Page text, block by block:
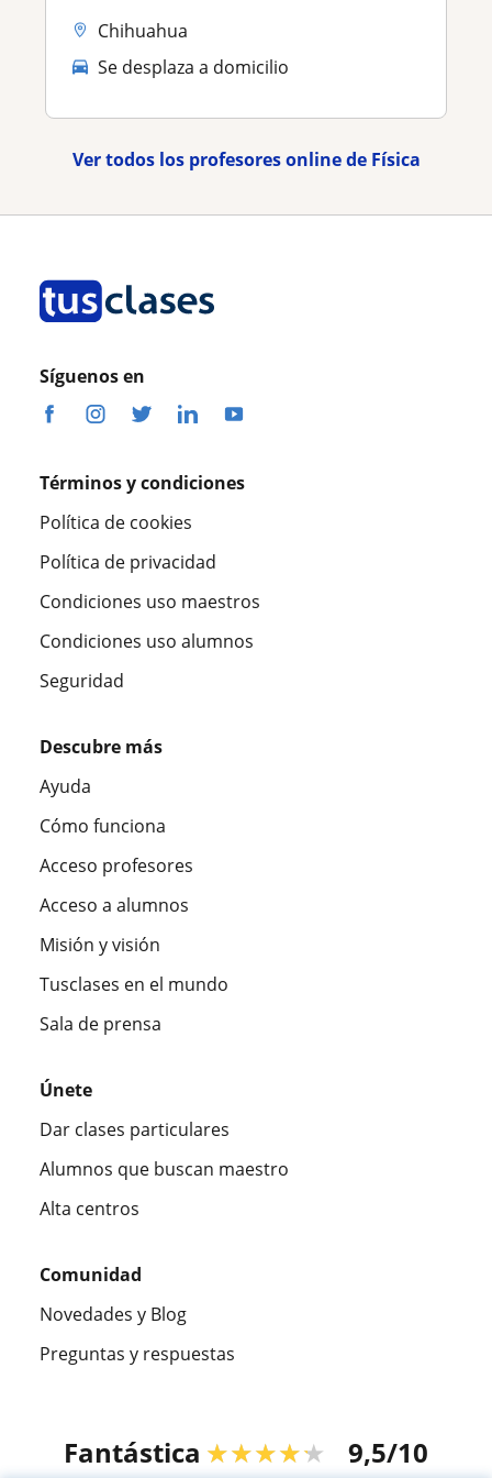
Chihuahua
Se desplaza a domicilio
Ver todos los profesores online de Física
Síguenos en
Términos y condiciones
Política de cookies
Política de privacidad
Condiciones uso maestros
Condiciones uso alumnos
Seguridad
Descubre más
Ayuda
Cómo funciona
Acceso profesores
Acceso a alumnos
Misión y visión
Tusclases en el mundo
Sala de prensa
Únete
Dar clases particulares
Alumnos que buscan maestro
Alta centros
Comunidad
Novedades y Blog
Preguntas y respuestas
Fantástica ★★★★★ 9,5/10